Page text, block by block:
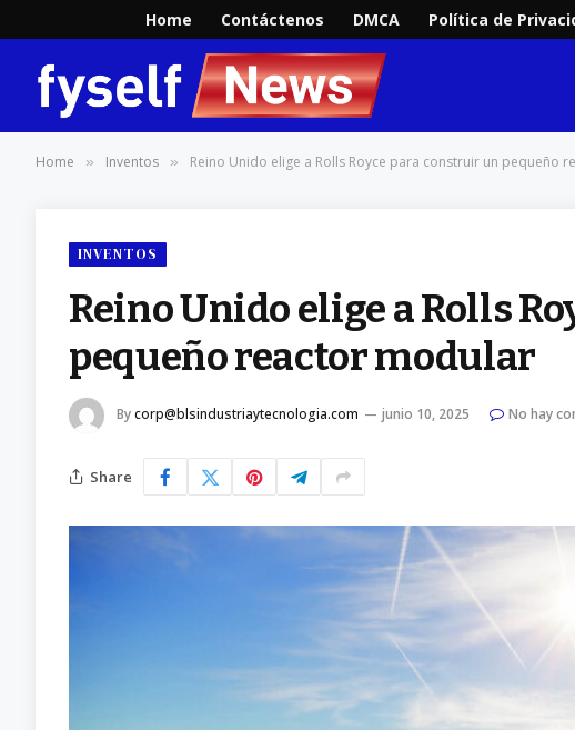
Home Contáctenos DMCA Política de
Home » Inventos » Reino Unido elige a Rolls Royce para construir un pequeño
INVENTOS
Reino Unido elige a Rolls
pequeño reactor modular
Bycorp@blsindustriaytecnologia.com junio 10, 2025 No hay
Share